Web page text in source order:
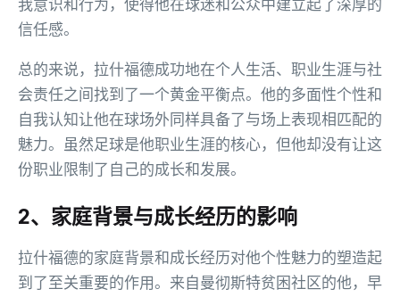
我意识和行为，使得他在球迷和公众中建立起了深厚的
信任感。
总的来说，拉什福德成功地在个人生活、职业生涯与社
会责任之间找到了一个黄金平衡点。他的多面性个性和
自我认知让他在球场外同样具备了与场上表现相匹配的
魅力。虽然足球是他职业生涯的核心，但他却没有让这
份职业限制了自己的成长和发展。
2、家庭背景与成长经历的影响
拉什福德的家庭背景和成长经历对他个性魅力的塑造起
到了至关重要的作用。来自曼彻斯特贫困社区的他，早